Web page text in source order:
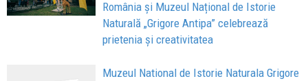
România și Muzeul Național de Istorie
Naturală „Grigore Antipa” celebrează
prietenia și creativitatea
Muzeul National de Istorie Naturala Grigore